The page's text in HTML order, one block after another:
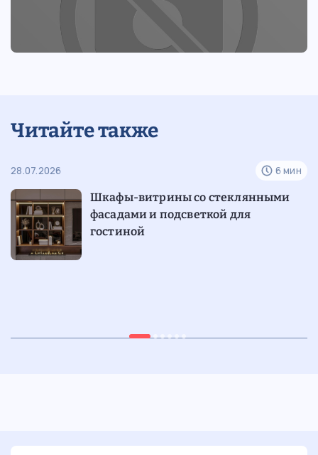
Читайте также
28.07.2026 6 мин
Шкафы-витрины со стеклянными
фасадами и подсветкой для
гостиной